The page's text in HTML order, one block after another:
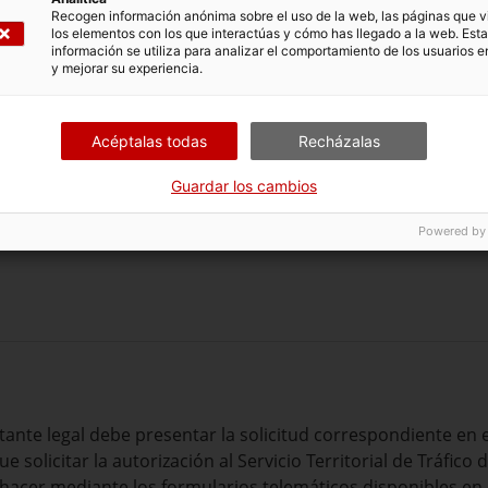
o de quién la representa y del personal directivo,
presentarla si el solicitante se opone a que la
elartículo 70 del Decreto 76/2020
la representación. En caso de que la persona
(Representa) o firme con certificado de
como aportar esta documentación, consulta este vídeo
aportar a la Administración
legal debe presentar la solicitud correspondiente en
solicitar la autorización al Servicio Territorial de Tráfico
Recogen información anónima sobre el uso de la web, las páginas que
los elementos con los que interactúas y cómo has llegado a la web. Esta
información se utiliza para analizar el comportamiento de los usuarios
y mejorar su experiencia.
Acéptalas todas Recházalas
Guardar los cambios
Powered by